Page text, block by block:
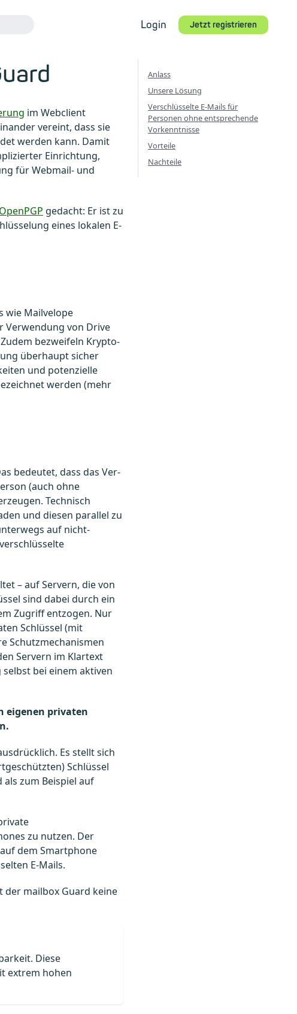
Login Jetzt registrieren
im Webclient
vereint, dass sie
werden kann. Damit
Einrichtung,
für Webmail- und
OpenPGP gedacht: Er ist zu
eines lokalen E-
wie Mailvelope
Verwendung von Drive
bezweifeln Krypto-
überhaupt sicher
und potenzielle
werden (mehr
bedeutet, dass das Ver-
(auch ohne
Technisch
und diesen parallel zu
auf nicht-
– auf Servern, die von
sind dabei durch ein
Zugriff entzogen. Nur
Schlüssel (mit
Schutzmechanismen
Servern im Klartext
bei einem aktiven
eigenen privaten
Es stellt sich
Schlüssel
zum Beispiel auf
zu nutzen. Der
dem Smartphone
E-Mails.
der mailbox Guard keine
Diese
extrem hohen
Anlass
Unsere Lösung
Verschlüsselte E-Mails für
Personen ohne entsprechende
Vorkenntnisse
Vorteile
Nachteile